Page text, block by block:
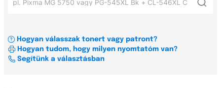
Xerox
Címkenyomtató és szalag konfigurátor
Minden gyártó
BJC
Canon Pixma TS 5050
Canon i-Sensys MF643Cdw
Canon Pixma MG 3650
Hogyan válasszak tonert vagy patront?
Hogyan tudom, hogy milyen nyomtatóm van?
Segítünk a választásban